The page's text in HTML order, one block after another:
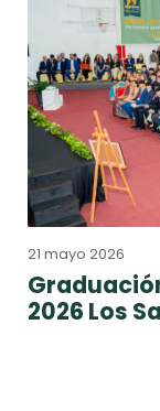
21 mayo 2026
2026 Los